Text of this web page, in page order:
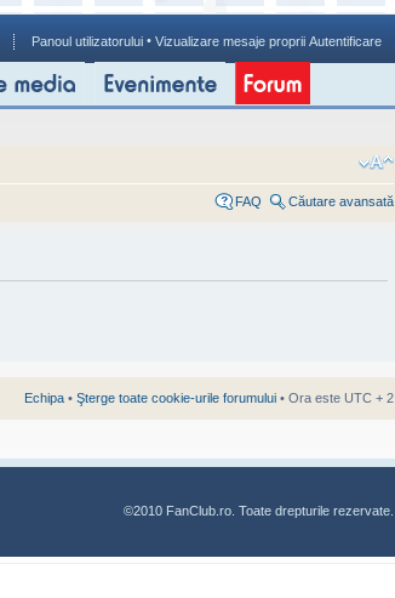
Panoul utilizatorului • Vizualizare mesaje proprii Autentificare
FAQ Căutare avansată
Echipa • Şterge toate cookie-urile forumului • Ora este UTC + 2
©2010 FanClub.ro. Toate drepturile rezervate.